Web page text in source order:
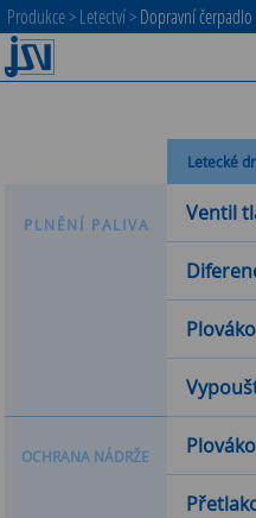
Produkce>Letectví>Dopravní
Letecké
PLN ĚN Í PALIVA Ventil
OCHRANA NÁDRŽE